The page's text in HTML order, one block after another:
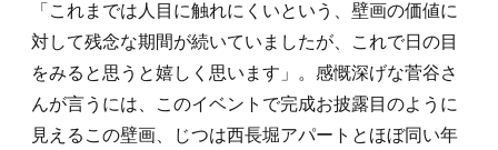
「これまでは人目に触れにくいという、壁画の価値に
対して残念な期間が続いていましたが、これで日の目
をみると思うと嬉しく思います」。感慨深げな菅谷さ
んが言うには、このイベントで完成お披露目のように
見えるこの壁画、じつは西長堀アパートとほぼ同い年